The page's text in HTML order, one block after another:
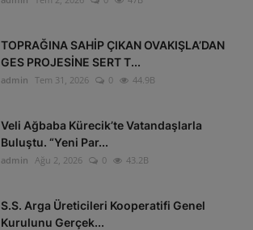
TOPRAĞINA SAHİP ÇIKAN OVAKIŞLA’DAN
GES PROJESİNE SERT T...
admin Tem 31, 2026 0 44.9B
Veli Ağbaba Kürecik’te Vatandaşlarla
Buluştu. “Yeni Par...
admin Ağu 2, 2026 0 43.2B
S.S. Arga Üreticileri Kooperatifi Genel
Kurulunu Gerçek...